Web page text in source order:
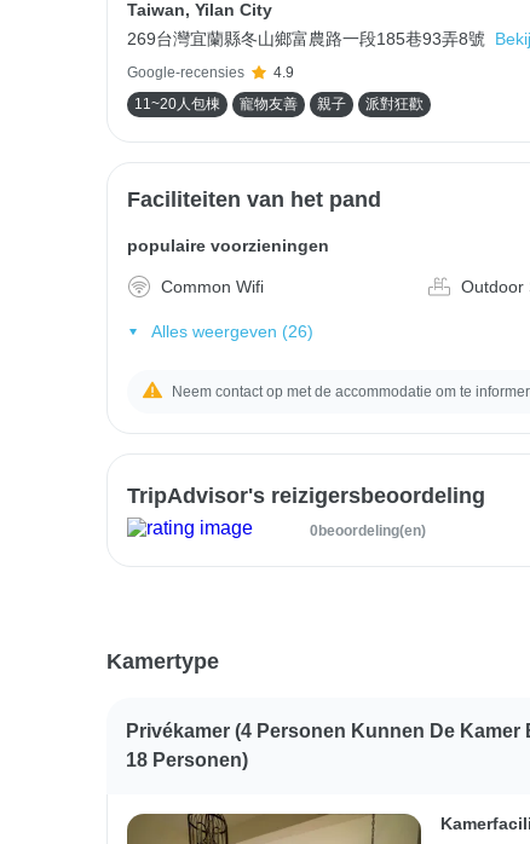
Taiwan, Yilan City
269台灣宜蘭縣冬山鄉富農路一段185巷93弄8號
Google-recensies
4.9
11~20人包棟
寵物友善 親子 派對狂歡
Faciliteiten van het pand
populaire voorzieningen
Common Wifi Outdoor
Alles weergeven (26)
Neem contact op met de accommodatie om te
TripAdvisor's reizigersbeoordeling
0beoordeling(en)
Kamertype
Privékamer (4 Personen Kunnen De Kamer
18 Personen)